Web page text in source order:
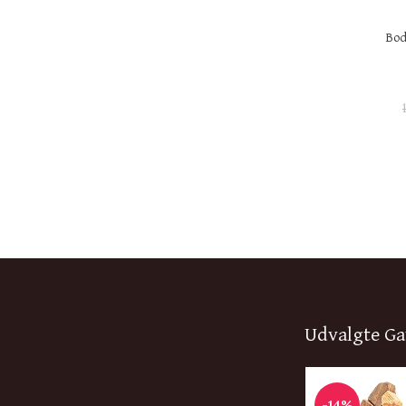
Udvalgte